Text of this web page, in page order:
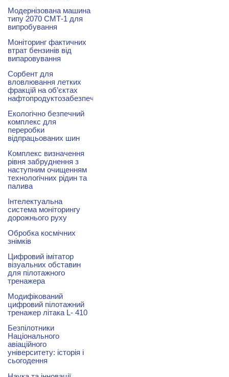
Модернізована машина
типу 2070 СМТ-1 для
випробування
Моніторинг фактичних
втрат бензинів від
випаровування
Сорбент для
вловлювання летких
фракцій на об’єктах
нафтопродуктозабезпечення
Екологічно безпечний
комплекс для
переробки
відпрацьованих шин
Комплекс визначення
рівня забруднення з
наступним очищенням
технологічних рідин та
палива
Інтелектуальна
система моніторингу
дорожнього руху
Обробка космічних
знімків
Цифровий імітатор
візуальних обставин
для пілотажного
тренажера
Модифікований
цифровий пілотажний
тренажер літака L- 410
Безпілотники
Національного
авіаційного
університету: історія і
сьогодення